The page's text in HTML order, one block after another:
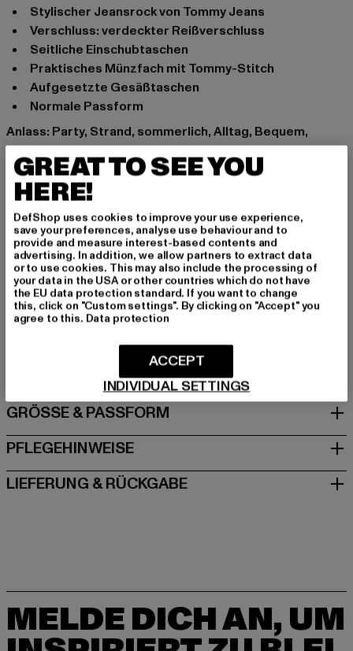
Stylischer Jeansrock von Tommy Jeans
Verschluss: verdeckter Reißverschluss
Seitliche Einschubtaschen
Praktisches Münzfach mit Tommy-Stitch
Aufgesetzte Gesäßtaschen
Normale Passform
Anlass: Party, Strand, sommerlich, Alltag, Bequem,
Freizeit
Marke: Tommy Jeans
Kat.: Midi Skirts
Farbe: blau
Hersteller Farbe: denim light
Materialzusammensetzung: 98% Baumwolle, 2%
Elasthan
Art.Nr: DW0DW134071BK-05326
Hersteller: PVH Brands Germany GmbH |
Speditionstraße 7 | 40221 Düsseldorf | DE
GRÖSSE & PASSFORM
PFLEGEHINWEISE
LIEFERUNG & RÜCKGABE
MELDE DICH AN, UM
GREAT TO SEE YOU
HERE!
DefShop uses cookies to improve your use experience,
save your preferences, analyse use behaviour and to
provide and measure interest-based contents and
advertising. In addition, we allow partners to extract data
or to use cookies. This may also include the processing of
your data in the USA or other countries which do not have
the EU data protection standard. If you want to change
this, click on "Custom settings". By clicking on "Accept" you
agree to this. Data protection
INDIVIDUAL SETTINGS
ACCEPT